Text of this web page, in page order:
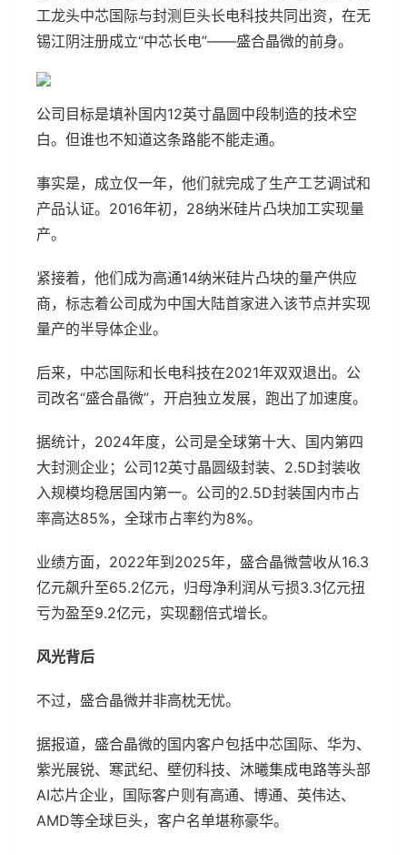
工龙头中芯国际与封测巨头长电科技共同出资，在无
锡江阴注册成立“中芯长电”——盛合晶微的前身。
公司目标是填补国内12英寸晶圆中段制造的技术空
白。但谁也不知道这条路能不能走通。
事实是，成立仅一年，他们就完成了生产工艺调试和
产品认证。2016年初，28纳米硅片凸块加工实现量
产。
紧接着，他们成为高通14纳米硅片凸块的量产供应
商，标志着公司成为中国大陆首家进入该节点并实现
量产的半导体企业。
后来，中芯国际和长电科技在2021年双双退出。公
司改名“盛合晶微”，开启独立发展，跑出了加速度。
据统计，2024年度，公司是全球第十大、国内第四
大封测企业；公司12英寸晶圆级封装、2.5D封装收
入规模均稳居国内第一。公司的2.5D封装国内市占
率高达85%，全球市占率约为8%。
业绩方面，2022年到2025年，盛合晶微营收从16.3
亿元飙升至65.2亿元，归母净利润从亏损3.3亿元扭
亏为盈至9.2亿元，实现翻倍式增长。
风光背后
不过，盛合晶微并非高枕无忧。
据报道，盛合晶微的国内客户包括中芯国际、华为、
紫光展锐、寒武纪、壁仞科技、沐曦集成电路等头部
AI芯片企业，国际客户则有高通、博通、英伟达、
AMD等全球巨头，客户名单堪称豪华。